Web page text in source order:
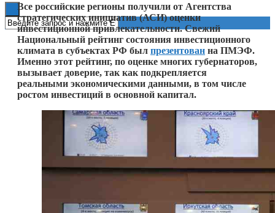
Все российские регионы получили от Агентства
стратегических инициатив (АСИ) оценки
инвестиционной привлекательности. Свежий
Национальный рейтинг состояния инвестиционного
климата в субъектах РФ был презентован на ПМЭФ.
Именно этот рейтинг, по оценке многих губернаторов,
вызывает доверие, так как подкрепляется
реальными экономическими данными, в том числе
ростом инвестиций в основной капитал.